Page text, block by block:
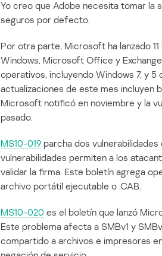
Yo creo que Adobe necesita tomar la
seguros por defecto.
Por otra parte, Microsoft ha lanzado
Windows, Microsoft Office y
operativos, incluyendo Windows 7, y
actualizaciones de este mes incluyen
Microsoft notificó en noviembre y la
pasado.
MS10-019 parcha dos
vulnerabilidades permiten a los
validar la firma. Este boletín agrega
archivo portátil ejecutable o .CAB.
MS10-020 es el boletín que lanzó
Este problema afecta a SMBv1 y
compartido a archivos e impresoras